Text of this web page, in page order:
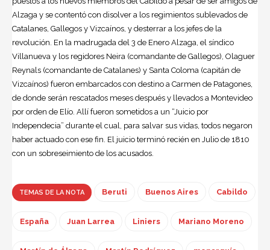
Alzaga y se contentó con disolver a los regimientos sublevados de
Catalanes, Gallegos y Vizcaínos, y desterrar a los jefes de la
revolución. En la madrugada del 3 de Enero Alzaga, el síndico
Villanueva y los regidores Neira (comandante de Gallegos), Olaguer
Reynals (comandante de Catalanes) y Santa Coloma (capitán de
Vizcaínos) fueron embarcados con destino a Carmen de Patagones,
de donde serán rescatados meses después y llevados a Montevideo
por orden de Elío. Allí fueron sometidos a un “Juicio por
Independecia” durante el cual, para salvar sus vidas, todos negaron
haber actuado con ese fin. El juicio terminó recién en Julio de 1810
con un sobreseimiento de los acusados.
TEMAS DE LA NOTA Beruti Buenos Aires Cabildo
España Juan Larrea Liniers Mariano Moreno